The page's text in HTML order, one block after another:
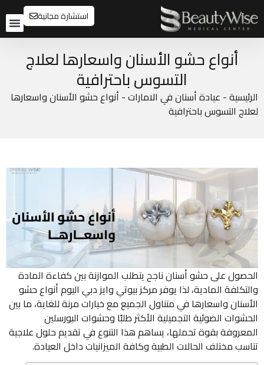
استشارة مجانية
أنواع حشو الأسنان واسعارها لعلاج
التسوس باحترافية
الرئيسية- عيادة أسنان في الامارات- أنواع حشو الأسنان واسعارها
لعلاج التسوس باحترافية
الحصول على حشو أسنان ناجح يتطلب الموازنة بين كفاءة المادة
والتكلفة المادية، لذا يوفر مركز بيوتي وايز دبي اليوم أنواع حشو
الأسنان واسعارها في متناول الجميع مع خيارات مرنة للغاية، ما بين
الحشوات الضوئية التجميلية الأكثر طلبًا وحشوات البورسلين
المعروفة بقوة تحملها، يساهم هذا التنوع في تقديم حلول علاجية
تناسب مختلف الحالات الطبية وكافة الميزانيات داخل العيادة.